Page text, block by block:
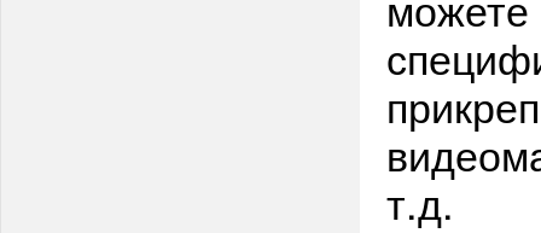
т.д.